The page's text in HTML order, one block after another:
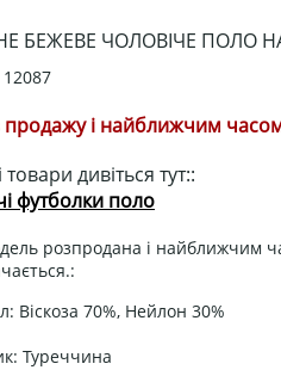
БЕЖЕВЕ ЧОЛОВІЧЕ ПОЛО
12087
продажу і найближчим
товари дивіться тут::
футболки поло
розпродана і найближчим
Віскоза 70%, Нейлон 30%
Туреччина